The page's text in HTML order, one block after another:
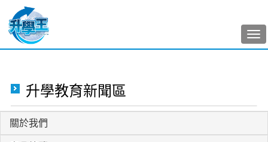
升學教育新聞區
關於我們